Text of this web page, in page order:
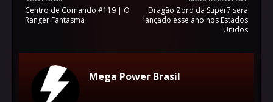
Dragão Zord da Super7 será
lançado esse ano nos Estados
Unidos
Centro de Comando #119 | O
Ranger Fantasma
Mega Power Brasil